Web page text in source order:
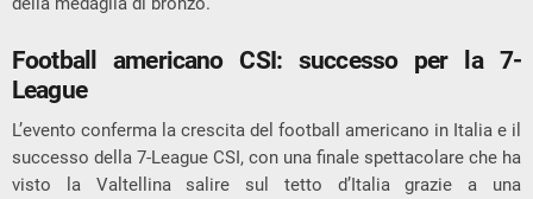
Football americano CSI: successo per la 7-
League
L’evento conferma la crescita del football americano in Italia e il
successo della 7-League CSI, con una finale spettacolare che ha
visto la Valtellinasalire sul tetto d’Italia grazie a una